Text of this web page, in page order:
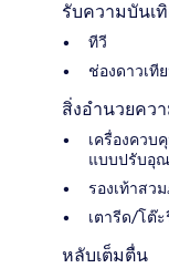
รับความบันเทิ
ทีวี
ช่องดาวเที
สิ่งอำนวยคว
เครื่องควบ
แบบปรับอุ
รองเท้าสว
เตารีด/โต๊
หลับเต็มตื่น